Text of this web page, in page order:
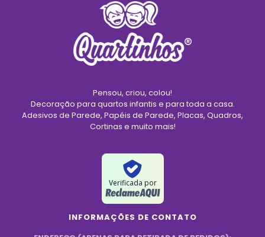
Pensou, criou, colou!
Decoração para quartos infantis e para toda a casa.
Adesivos de Parede, Papéis de Parede, Placas, Quadros,
Cortinas e muito mais!
Verificada por
INFORMAÇÕES DE CONTATO